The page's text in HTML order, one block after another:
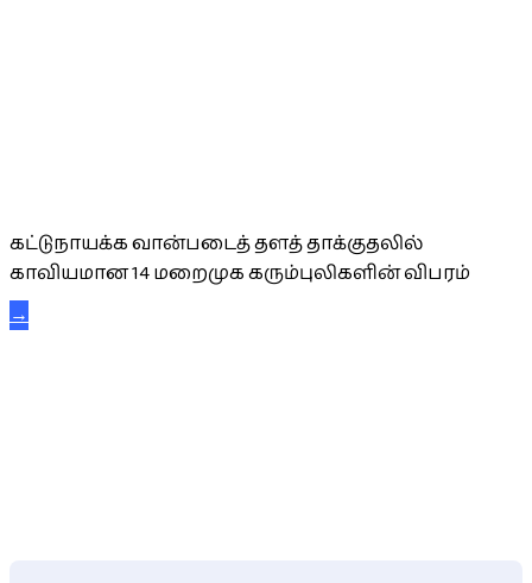
கட்டுநாயக்க வான்படைத் தளத் தாக்குதலில்
காவியமான 14 மறைமுக கரும்புலிகளின் விபரம்
→